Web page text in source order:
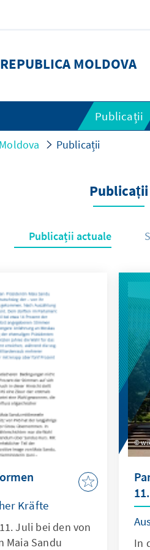
MOLDOVA
Publicații
Publicații
Publicații
Publicații actuale
Kräfte
Juli bei den von
Maia Sandu
In